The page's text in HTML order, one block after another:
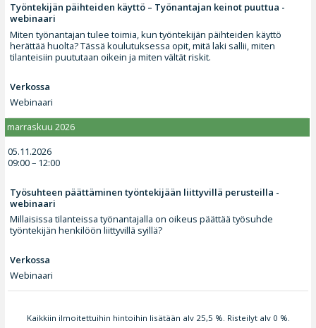
Työntekijän päihteiden käyttö – Työnantajan keinot puuttua -
webinaari
Miten työnantajan tulee toimia, kun työntekijän päihteiden käyttö
herättää huolta? Tässä koulutuksessa opit, mitä laki sallii, miten
tilanteisiin puututaan oikein ja miten vältät riskit.
Verkossa
Webinaari
marraskuu 2026
05.11.2026
09:00 – 12:00
Työsuhteen päättäminen työntekijään liittyvillä perusteilla -
webinaari
Millaisissa tilanteissa työnantajalla on oikeus päättää työsuhde
työntekijän henkilöön liittyvillä syillä?
Verkossa
Webinaari
Kaikkiin ilmoitettuihin hintoihin lisätään alv 25,5 %. Risteilyt alv 0 %.